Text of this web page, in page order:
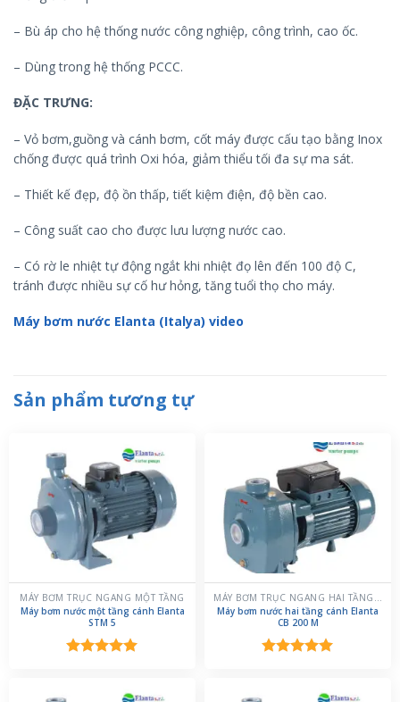
– Bù áp cho hệ thống nước công nghiệp, công trình, cao ốc.
– Dùng trong hệ thống PCCC.
ĐẶC TRƯNG:
– Vỏ bơm,guồng và cánh bơm, cốt máy được cấu tạo bằng Inox
chống được quá trình Oxi hóa, giảm thiểu tối đa sự ma sát.
– Thiết kế đẹp, độ ồn thấp, tiết kiệm điện, độ bền cao.
– Công suất cao cho được lưu lượng nước cao.
– Có rờ le nhiệt tự động ngắt khi nhiệt đọ lên đến 100 độ C,
tránh được nhiều sự cố hư hỏng, tăng tuổi thọ cho máy.
Máy bơm nước Elanta (Italya) video
Sản phẩm tương tự
MÁY BƠM TRỤC NGANG MỘT TẦNG
Máy bơm nước một tầng cánh Elanta
STM 5
MÁY BƠM TRỤC NGANG HAI TẦNG CÁNH
Máy bơm nước hai tầng cánh Elanta
CB 200 M